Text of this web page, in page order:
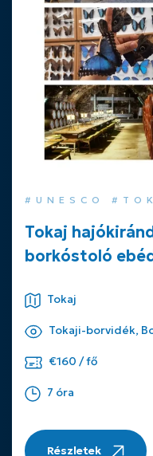
#UNESCO
Tokaj
borkóstoló
Tokaj
Tokaji-borvidék,
€160 / fő
7 óra
Részletek